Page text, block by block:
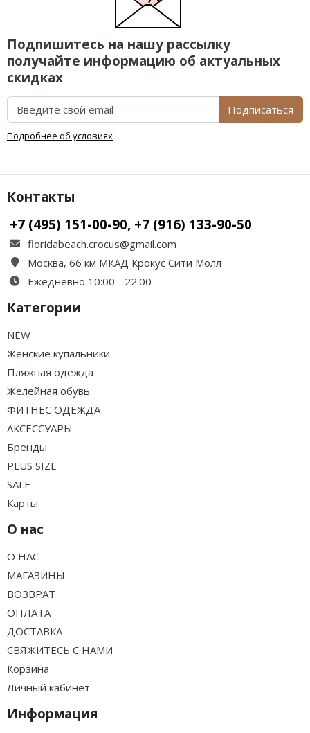
Подпишитесь на нашу рассылку
получайте информацию об актуальных
скидках
Подписаться
Подробнее об условиях
Контакты
+7 (495) 151-00-90, +7 (916) 133-90-50
floridabeach.crocus@gmail.com
Москва, 66 км МКАД Крокус Сити Молл
Ежедневно 10:00 - 22:00
Категории
NEW
Женские купальники
Пляжная одежда
Желейная обувь
ФИТНЕС ОДЕЖДА
АКСЕССУАРЫ
Бренды
PLUS SIZE
SALE
Карты
О нас
О НАС
МАГАЗИНЫ
ВОЗВРАТ
ОПЛАТА
ДОСТАВКА
СВЯЖИТЕСЬ С НАМИ
Корзина
Личный кабинет
Информация